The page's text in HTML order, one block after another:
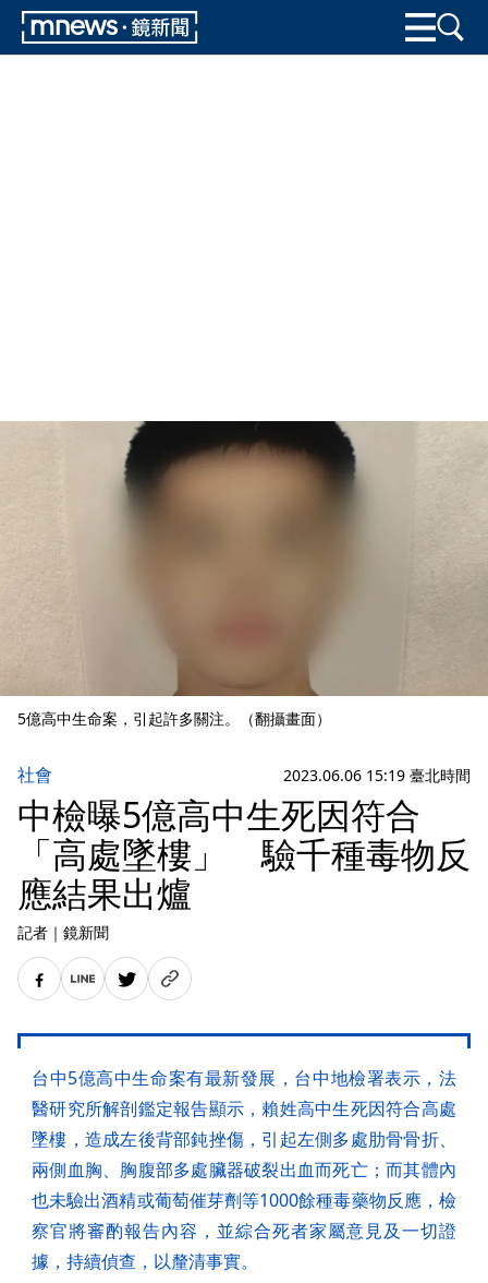
5億高中生命案，引起許多關注。（翻攝畫面）
社會 2023.06.06 15:19 臺北時間
中檢曝5億高中生死因符合
「高處墜樓」 驗千種毒物反
應結果出爐
記者 ｜ 鏡新聞
台中5億高中生命案有最新發展，台中地檢署表示，法
醫研究所解剖鑑定報告顯示，賴姓高中生死因符合高處
墜樓，造成左後背部鈍挫傷，引起左側多處肋骨骨折、
兩側血胸、胸腹部多處臟器破裂出血而死亡；而其體內
也未驗出酒精或葡萄催芽劑等1000餘種毒藥物反應，檢
察官將審酌報告內容，並綜合死者家屬意見及一切證
據，持續偵查，以釐清事實。